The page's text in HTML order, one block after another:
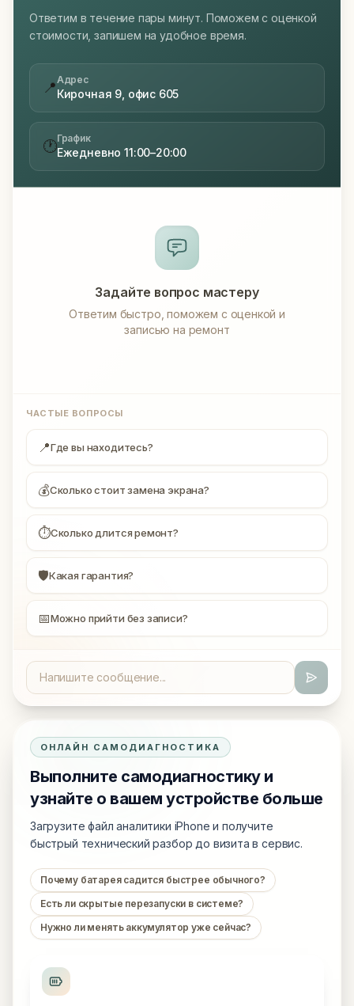
Ответим в течение пары минут. Поможем с оценкой
стоимости, запишем на удобное время.
📍Адрес
Кирочная 9, офис 605
🕐График
Ежедневно 11:00–20:00
Задайте вопрос мастеру
Ответим быстро, поможем с оценкой и
записью на ремонт
ЧАСТЫЕ ВОПРОСЫ
📍Где вы находитесь?
💰Сколько стоит замена экрана?
⏱Сколько длится ремонт?
🛡Какая гарантия?
📅Можно прийти без записи?
ОНЛАЙН САМОДИАГНОСТИКА
Выполните самодиагностику и
узнайте о вашем устройстве больше
Загрузите файл аналитики iPhone и получите
быстрый технический разбор до визита в сервис.
Почему батарея садится быстрее обычного?
Есть ли скрытые перезапуски в системе?
Нужно ли менять аккумулятор уже сейчас?